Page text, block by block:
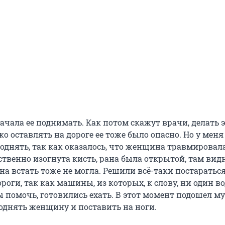
ее поднимать. Как потом скажут врачи, делать
оставлять на дороге ее тоже было опасно. Но у
так как оказалось, что женщина
изогнута кисть, рана была открытой, там
встать тоже не могла. Решили всё-таки
так как машины, из которых, к слову, ни один
готовились ехать. В этот момент подошел
женщину и поставить на ноги.